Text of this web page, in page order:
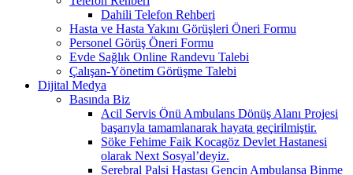
Dahili Telefon Rehberi
Hasta ve Hasta Yakını Görüşleri Öneri Formu
Personel Görüş Öneri Formu
Evde Sağlık Online Randevu Talebi
Çalışan-Yönetim Görüşme Talebi
Dijital Medya
Basında Biz
Acil Servis Önü Ambulans Dönüş Alanı Projesi
başarıyla tamamlanarak hayata geçirilmiştir.
Söke Fehime Faik Kocagöz Devlet Hastanesi
olarak Next Sosyal’deyiz.
Serebral Palsi Hastası Gencin Ambulansa Binme